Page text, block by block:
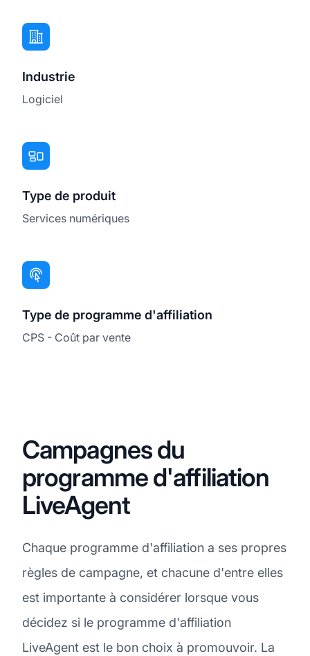
Industrie
Logiciel
Type de produit
Services numériques
Type de programme d'affiliation
CPS - Coût par vente
Campagnes du
programme d'affiliation
LiveAgent
Chaque programme d'affiliation a ses propres
règles de campagne, et chacune d'entre elles
est importante à considérer lorsque vous
décidez si le programme d'affiliation
LiveAgent est le bon choix à promouvoir. La